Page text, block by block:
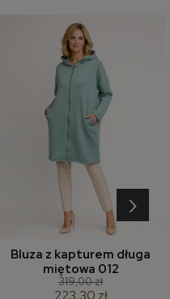
Bluza z kapturem długa
miętowa 012
319,00 zł
223,30 zł
›